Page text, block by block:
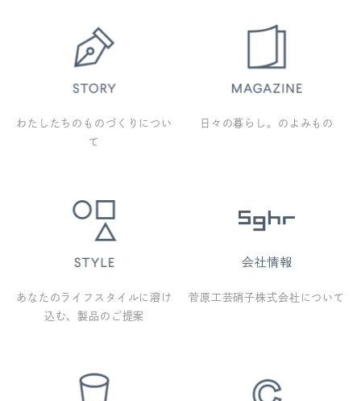
わたしたちのものづくりについ
て
日々の暮らし。のよみもの
あなたのライフスタイルに溶け
込む、製品のご提案
菅原工芸硝子株式会社について